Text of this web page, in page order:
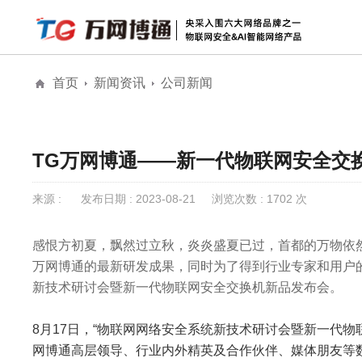
解决方案
城市级公共大屏
首页 新闻资讯 公司新闻
TG万网博通——新一代物联网安全交
来源 : 发布日期 : 2023-08-21 浏览次数 : 1702 次
感恨方初夏，飘然过立秋，炎炎盛夏已过，首都的万物
万网博通的最新研发成果，同时为了得到行业专家和用
新技术研讨会暨新一代物联网安全交换机新品发布会。‍‍‍
8月17日，“物联网网络安全系统新技术研讨会暨新一代
网博通高层领导、行业内外精英及合作伙伴、媒体朋友